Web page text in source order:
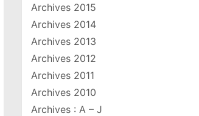
Archives 2015
Archives 2014
Archives 2013
Archives 2012
Archives 2011
Archives 2010
Archives : A – J